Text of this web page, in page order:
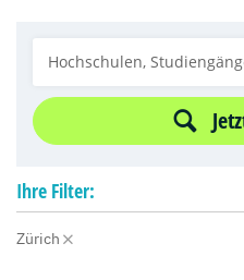
Ihre Filter:
Zürich